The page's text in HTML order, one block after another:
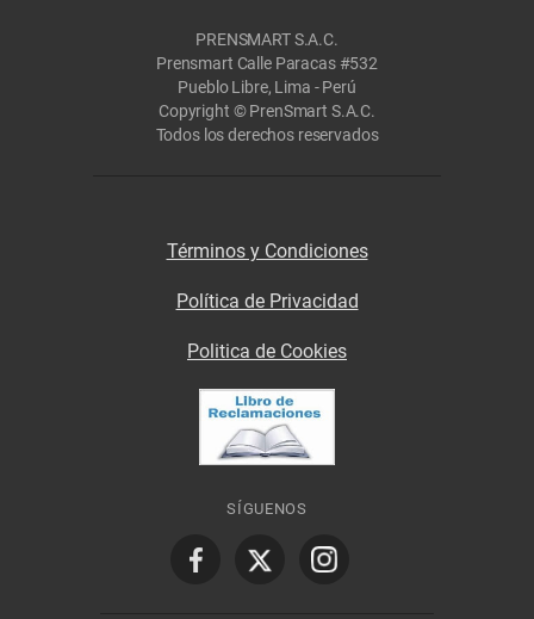
PRENSMART S.A.C.
Prensmart Calle Paracas #532
Pueblo Libre, Lima - Perú
Copyright © PrenSmart S.A.C.
Todos los derechos reservados
Términos y Condiciones
Política de Privacidad
Politica de Cookies
SÍGUENOS